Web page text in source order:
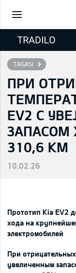
TAGASI
ПРИ
EV2 С
ЗАПАСОМ
310,6 КМ
10.02.26
Прототип Kia EV2
хода на
электромобилей
При
увеличенным